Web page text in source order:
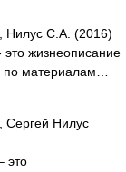
, Нилус С.А. (2016)
жизнеописание
материалам…
, Сергей Нилус
это